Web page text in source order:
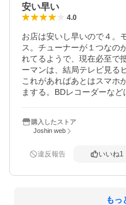
安い早い
4.0
お店は安いし早いので４。
ス。チューナーが１つなの
れてるようで、現在必至で
ーマンは、結局テレビ見る
これがあればあとはスマホ
まする。BDレコーダーな
購入したストア
Joshin web
違反報告 いいね1
もっ